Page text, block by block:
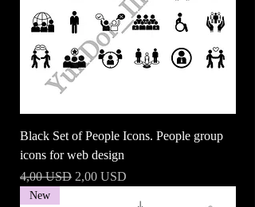
Black Set of People Icons. People group
icons for web design
Prezzo regolare
4,00 USD Prezzo scontato
2,00 USD
New